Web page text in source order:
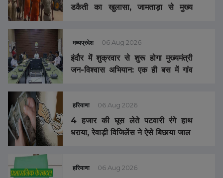
डकैती का खुलासा, जामताड़ा से मुख्य
मध्यप्रदेश 06 Aug 2026
इंदौर में शुक्रवार से शुरू होगा मुख्यमंत्री
जन-विश्वास अभियान: एक ही बस में गांव
हरियाणा 06 Aug 2026
4 हजार की घूस लेते पटवारी रंगे हाथ
धराया, रेवाड़ी विजिलेंस ने ऐसे बिछाया जाल
हरियाणा 06 Aug 2026